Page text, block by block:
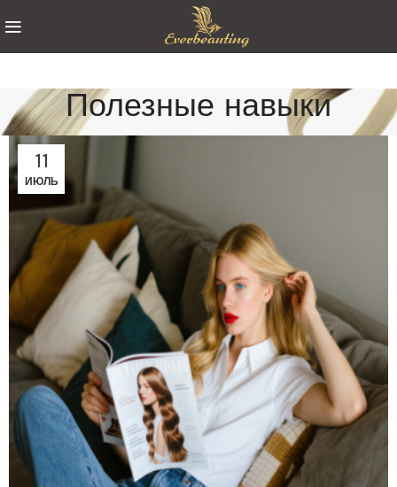
Полезные навыки
11
ИЮЛЬ